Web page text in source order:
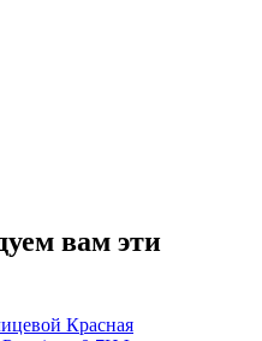
вам эти